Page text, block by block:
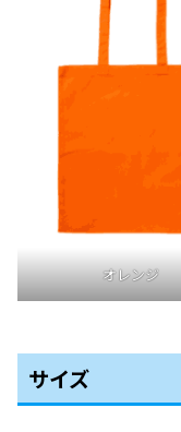
オレンジ
サイズ